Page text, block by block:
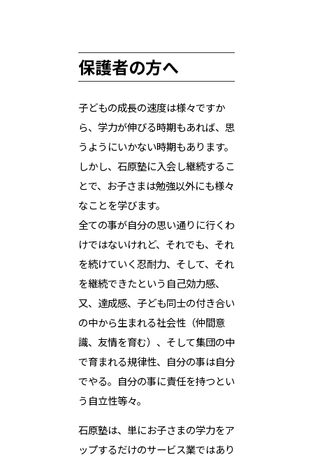
保護者の方へ
子どもの成長の速度は様々ですか
ら、学力が伸びる時期もあれば、思
うようにいかない時期もあります。
しかし、石原塾に入会し継続するこ
とで、お子さまは勉強以外にも様々
なことを学びます。
全ての事が自分の思い通りに行くわ
けではないけれど、それでも、それ
を続けていく忍耐力、そして、それ
を継続できたという自己効力感、
又、達成感、子ども同士の付き合い
の中から生まれる社会性（仲間意
識、友情を育む）、そして集団の中
で育まれる規律性、自分の事は自分
でやる。自分の事に責任を持つとい
う自立性等々。
石原塾は、単にお子さまの学力をア
ップするだけのサービス業ではあり